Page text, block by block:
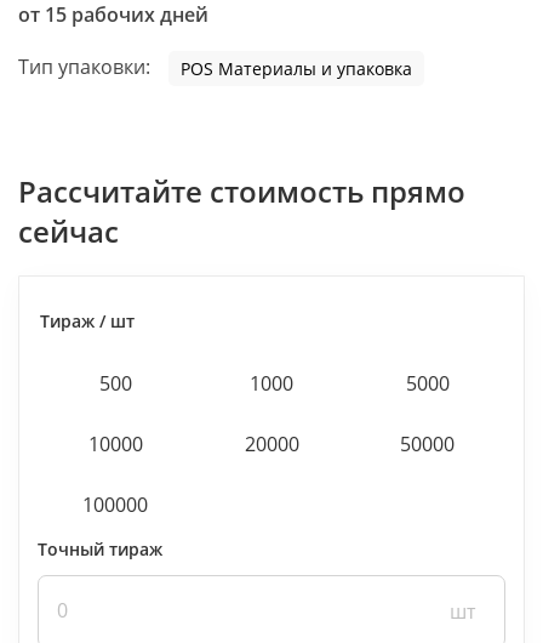
от 15 рабочих дней
Тип упаковки:
POS Материалы и упаковка
Раcсчитайте стоимость прямо
сейчас
Тираж / шт
500 1000 5000
10000 20000 50000
100000
Точный тираж
Точный тираж